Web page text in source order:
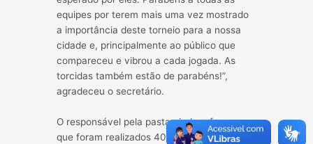
equipes por terem mais uma vez mostrado
a importância deste torneio para a nossa
cidade e, principalmente ao público que
compareceu e vibrou a cada jogada. As
torcidas também estão de parabéns!”,
agradeceu o secretário.
O responsável pela pasta ainda reforçou
que foram realizados 40 jogos para